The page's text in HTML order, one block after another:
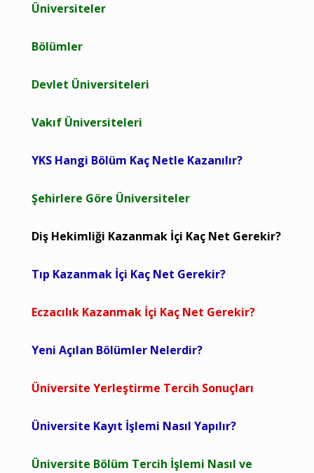
Üniversiteler
Bölümler
Devlet Üniversiteleri
Vakıf Üniversiteleri
YKS Hangi Bölüm Kaç Netle Kazanılır?
Şehirlere Göre Üniversiteler
Diş Hekimliği Kazanmak İçi Kaç Net Gerekir?
Tıp Kazanmak İçi Kaç Net Gerekir?
Eczacılık Kazanmak İçi Kaç Net Gerekir?
Yeni Açılan Bölümler Nelerdir?
Üniversite Yerleştirme Tercih Sonuçları
Üniversite Kayıt İşlemi Nasıl Yapılır?
Üniversite Bölüm Tercih İşlemi Nasıl ve